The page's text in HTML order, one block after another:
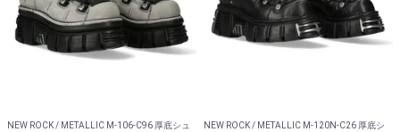
NEW ROCK / METALLIC M-106-C96 厚底シュ
NEW ROCK / METALLIC M-120N-C26 厚底シ